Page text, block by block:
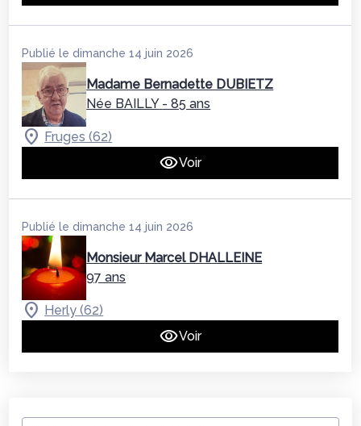
Publié le dimanche 14 juin 2026
Madame Bernadette DUBIETZ
Née BAILLY - 85 ans
Fruges (62)
Voir
Publié le dimanche 14 juin 2026
Monsieur Marcel DHALLEINE
97 ans
Herly (62)
Voir